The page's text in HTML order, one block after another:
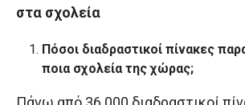
στα σχολεία
Πόσοι διαδραστικοί πίνακες
ποια σχολεία της χώρας;